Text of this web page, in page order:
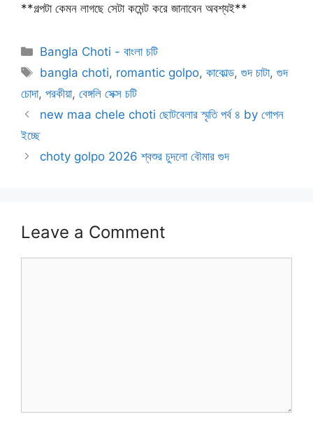
**গল্পটা কেমন লাগছে সেটা কমেন্ট করে জানাবেন অবশ্যই**
Categories
Bangla Choti - বাংলা চটি
Tags
bangla choti, romantic golpo,কাকোল্ড,গুদ চাটা,গুদ
চোদা, পরকীয়া, বেঙ্গলি সেক্স চটি
new maa chele choti ছোটবেলার স্মৃতি পর্ব ৪ by গোপন
ইচ্ছে
choty golpo 2026 শ্বশুর চুদলো বৌমার গুদ
Leave a Comment